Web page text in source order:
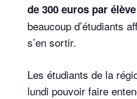
de 300 euros par
beaucoup d’étudiants
s’en sortir.
Les étudiants de la
lundi pouvoir faire